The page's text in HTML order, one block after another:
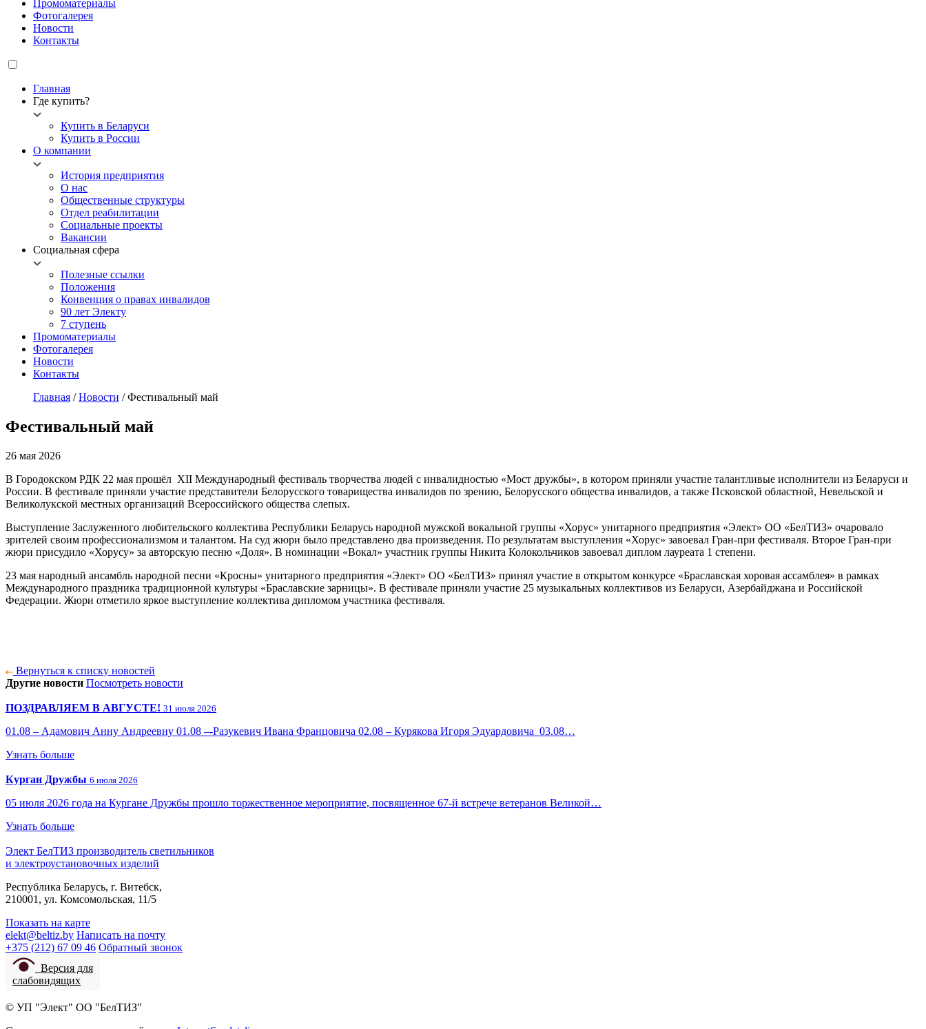
Промоматериалы
Фотогалерея
Новости
Контакты
Главная
Где купить?
Купить в Беларуси
Купить в России
О компании
История предприятия
О нас
Общественные структуры
Отдел реабилитации
Социальные проекты
Вакансии
Социальная сфера
Полезные ссылки
Положения
Конвенция о правах инвалидов
90 лет Электу
7 ступень
Промоматериалы
Фотогалерея
Новости
Контакты
Главная /Новости /Фестивальный май
Фестивальный май
26 мая 2026
В Городокском РДК 22 мая прошёл XII Международный фестиваль творчества людей с инвалидностью «Мост дружбы», в котором приняли участие талантливые исполнители из Беларуси и
России. В фестивале приняли участие представители Белорусского товарищества инвалидов по зрению, Белорусского общества инвалидов, а также Псковской областной, Невельской и
Великолукской местных организаций Всероссийского общества слепых.
Выступление Заслуженного любительского коллектива Республики Беларусь народной мужской вокальной группы «Хорус» унитарного предприятия «Элект» ОО «БелТИЗ» очаровало
зрителей своим профессионализмом и талантом. На суд жюри было представлено два произведения. По результатам выступления «Хорус» завоевал Гран-при фестиваля. Второе Гран-при
жюри присудило «Хорусу» за авторскую песню «Доля». В номинации «Вокал» участник группы Никита Колокольчиков завоевал диплом лауреата 1 степени.
23 мая народный ансамбль народной песни «Кросны» унитарного предприятия «Элект» ОО «БелТИЗ» принял участие в открытом конкурсе «Браславская хоровая ассамблея» в рамках
Международного праздника традиционной культуры «Браславские зарницы». В фестивале приняли участие 25 музыкальных коллективов из Беларуси, Азербайджана и Российской
Федерации. Жюри отметило яркое выступление коллектива дипломом участника фестиваля.
Вернуться к списку новостей
Другие новости Посмотреть новости
ПОЗДРАВЛЯЕМ В АВГУСТЕ! 31 июля 2026
01.08 – Адамович Анну Андреевну 01.08 –-Разукевич Ивана Францовича 02.08 – Курякова Игоря Эдуардовича 03.08…
Узнать больше
Курган Дружбы 6 июля 2026
05 июля 2026 года на Кургане Дружбы прошло торжественное мероприятие, посвященное 67-й встрече ветеранов Великой…
Узнать больше
Элект БелТИЗ производитель светильников
и электроустановочных изделий
Республика Беларусь, г. Витебск,
210001, ул. Комсомольская, 11/5
Показать на карте
elekt@beltiz.by Написать на почту
+375 (212) 67 09 46 Обратный звонок
Версия для
слабовидящих
© УП "Элект" ОО "БелТИЗ"